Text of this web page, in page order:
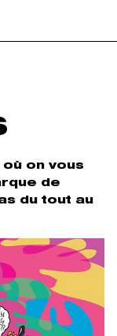
où on vous
de
du tout au